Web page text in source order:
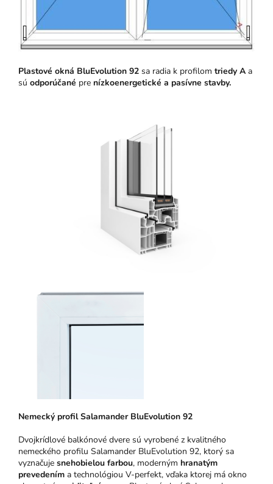
Plastové okná BluEvolution 92 sa radia k profilom triedy A a
sú odporúčané pre nízkoenergetické a pasívne stavby.
Nemecký profil Salamander BluEvolution 92
Dvojkrídlové balkónové dvere sú vyrobené z kvalitného
nemeckého profilu Salamander BluEvolution 92, ktorý sa
vyznačuje snehobielou farbou, moderným hranatým
prevedením a technológiou V-perfekt, vďaka ktorej má okno